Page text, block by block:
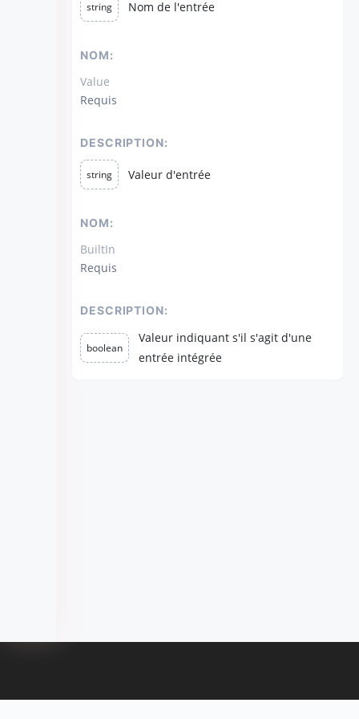
string Nom de l'entrée
NOM:
Value
Requis
DESCRIPTION:
string Valeur d'entrée
NOM:
BuiltIn
Requis
DESCRIPTION:
boolean
Valeur indiquant s'il s'agit d'une
entrée intégrée